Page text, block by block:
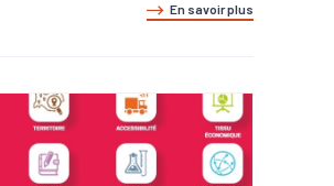
En savoir plus